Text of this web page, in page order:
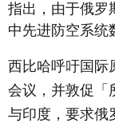
指出，由于俄罗
中先进防空系统
西比哈呼吁国际
会议，并敦促「
与印度，要求俄